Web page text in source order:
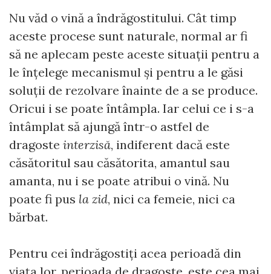
Nu văd o vină a îndrăgostitului. Cât timp
aceste procese sunt naturale, normal ar fi
să ne aplecam peste aceste situații pentru a
le înțelege mecanismul și pentru a le găsi
soluții de rezolvare înainte de a se produce.
Oricui i se poate întâmpla. Iar celui ce i s-a
întâmplat să ajungă într-o astfel de
dragoste interzisă, indiferent dacă este
căsătoritul sau căsătorita, amantul sau
amanta, nu i se poate atribui o vină. Nu
poate fi pus la zid, nici ca femeie, nici ca
bărbat.
Pentru cei îndrăgostiți acea perioadă din